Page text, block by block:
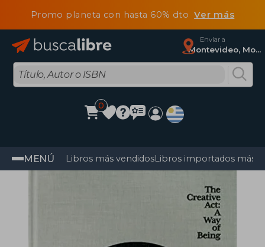
Promo planeta con hasta 60% dtoVer más
Enviar a
Montevideo, Montevideo
0
MENÚ Libros más vendidosLibros importados más